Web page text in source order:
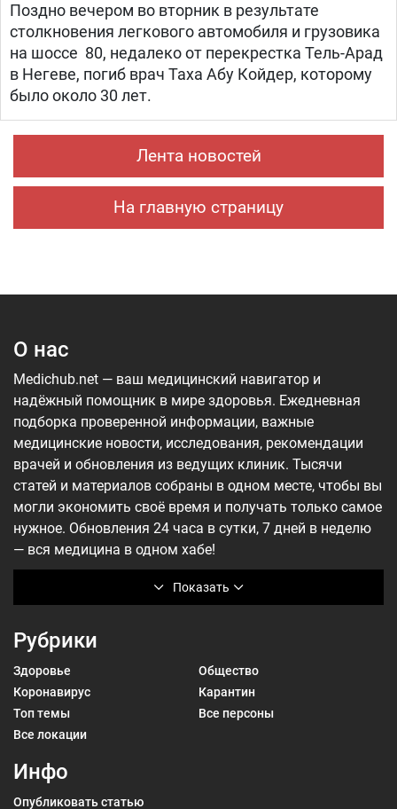
Поздно вечером во вторник в результате
столкновения легкового автомобиля и грузовика
на шоссе 80, недалеко от перекрестка Тель-Арад
в Негеве, погиб врач Таха Абу Койдер, которому
было около 30 лет.
Лента новостей
На главную страницу
О нас
Показать
Medichub.net — ваш медицинский навигатор и
надёжный помощник в мире здоровья. Ежедневная
подборка проверенной информации, важные
медицинские новости, исследования, рекомендации
врачей и обновления из ведущих клиник. Тысячи
статей и материалов собраны в одном месте, чтобы вы
могли экономить своё время и получать только самое
нужное. Обновления 24 часа в сутки, 7 дней в неделю
— вся медицина в одном хабе!
Рубрики
Здоровье
Общество
Коронавирус
Карантин
Топ темы
Все персоны
Все локации
Инфо
Опубликовать статью